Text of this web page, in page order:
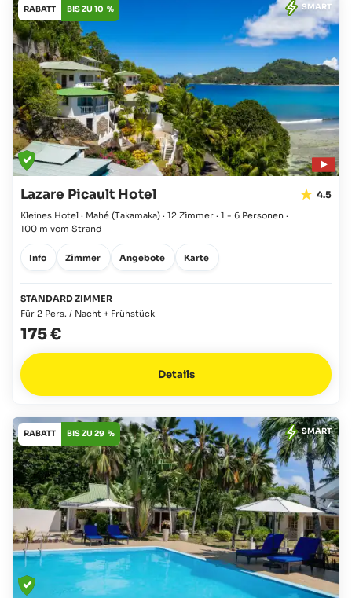
RABATT BIS ZU 10 % SMART
Lazare Picault Hotel 4.5
Kleines Hotel · Mahé (Takamaka) · 12 Zimmer · 1 - 6 Personen ·
100 m vom Strand
Info Zimmer Angebote Karte
STANDARD ZIMMER
Für 2 Pers. / Nacht + Frühstück
175 €
Details
RABATT BIS ZU 29 % SMART